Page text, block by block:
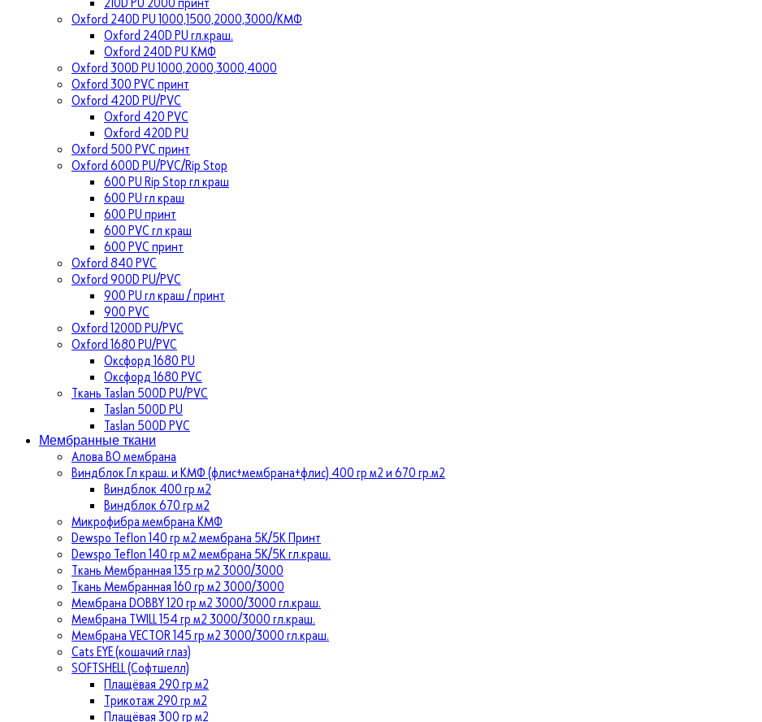
Oxford 240D PU 1000,1500,2000,3000/КМФ
Oxford 240D PU гл.краш.
Oxford 240D PU КМФ
Oxford 300D PU 1000,2000,3000,4000
Oxford 300 PVC принт
Oxford 420D PU/PVC
Oxford 420 PVC
Oxford 420D PU
Oxford 500 PVC принт
Oxford 600D PU/PVC/Rip Stop
600 PU Rip Stop гл краш
600 PU гл краш
600 PU принт
600 PVC гл краш
600 PVC принт
Oxford 840 PVC
Oxford 900D PU/PVC
900 PU гл краш / принт
900 PVC
Oxford 1200D PU/PVC
Oxford 1680 PU/PVC
Оксфорд 1680 PU
Оксфорд 1680 PVC
Ткань Taslan 500D PU/PVC
Taslan 500D PU
Taslan 500D PVC
Мембранные ткани
Алова ВО мембрана
Виндблок Гл краш. и КМФ (флис+мембрана+флис) 400 гр м2 и 670 гр.м2
Виндблок 400 гр м2
Виндблок 670 гр м2
Микрофибра мембрана КМФ
Dewspo Teflon 140 гр м2 мембрана 5К/5К Принт
Dewspo Teflon 140 гр м2 мембрана 5К/5К гл.краш.
Ткань Мембранная 135 гр м2 3000/3000
Ткань Мембранная 160 гр м2 3000/3000
Мембрана DOBBY 120 гр м2 3000/3000 гл.краш.
Мембрана TWILL 154 гр м2 3000/3000 гл.краш.
Мембрана VECTOR 145 гр м2 3000/3000 гл.краш.
Cats EYE (кошачий глаз)
SOFTSHELL (Софтшелл)
Плащёвая 290 гр м2
Трикотаж 290 гр м2
Плащёвая 300 гр м2